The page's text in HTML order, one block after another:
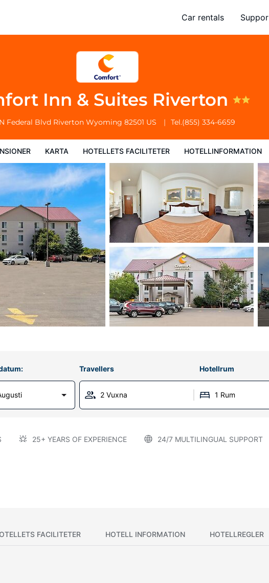
Car rentals
Inn & Suites Riverton
Federal Blvd Riverton Wyoming 82501 US Tel.(855) 334-6659
KARTA HOTELLETS FACILITETER HOTELLINFORMATION
Travellers Hotellrum
2 Vuxna 1 Rum
25+ YEARS OF EXPERIENCE 24/7 MULTILINGUAL SUPPORT
FACILITETER HOTELL INFORMATION HOTELLREGLER